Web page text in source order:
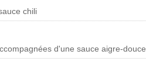
chili
d'une sauce aigre-douce